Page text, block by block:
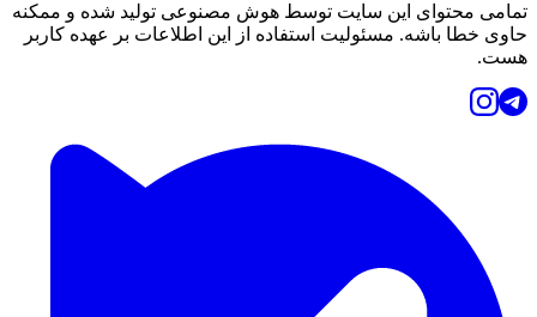
تمامی محتوای این سایت توسط هوش مصنوعی تولید شده و ممکنه
حاوی خطا باشه. مسئولیت استفاده از این اطلاعات بر عهده کاربر
هست.